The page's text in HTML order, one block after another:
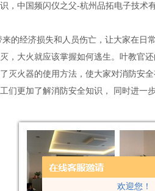
欢迎您！
，中国频闪仪之父-杭州品拓电子技
经济损失和人员伤亡，让大家在日
，大火就应该掌握如何逃生。叶教
灭火器的使用方法，使大家对消防
更加了解消防安全知识， 同时进一